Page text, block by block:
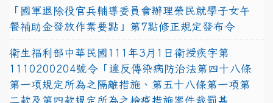
「國軍退除役官兵輔導委員會辦理榮民就學子女午
餐補助金發放作業要點」第7點修正規定發布令
衛生福利部中華民國111年3月1日衛授疾字第
1110200204號令「違反傳染病防治法第四十八條
第一項規定所為之隔離措施、第五十八條第一項第
二款及第四款規定所為之檢疫措施案件裁罰基